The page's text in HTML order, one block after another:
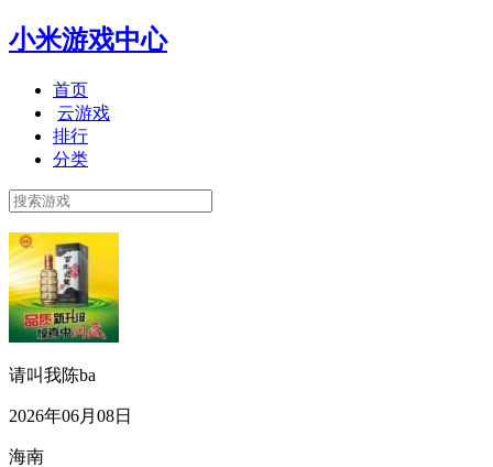
小米游戏中心
首页
云游戏
排行
分类
请叫我陈ba
2026年06月08日
海南